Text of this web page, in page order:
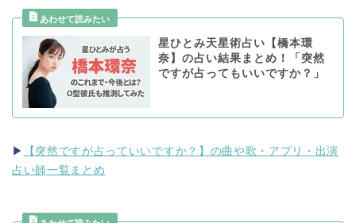
星ひとみ天星術占い【橋本環
奈】の占い結果まとめ！「突然
ですが占ってもいいですか？」
▶
【突然ですが占っていいですか？】の曲や歌・アプリ・出演
占い師一覧まとめ